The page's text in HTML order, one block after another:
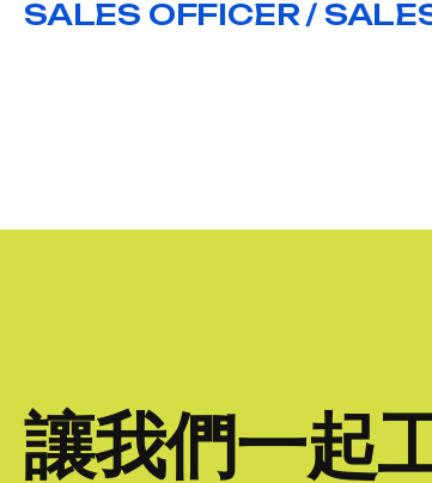
SALES OFFICER /
讓我們一起